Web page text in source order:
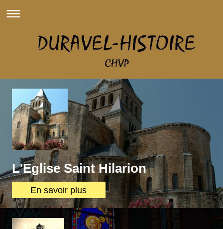
L'Eglise Saint Hilarion
En savoir plus